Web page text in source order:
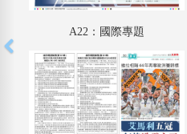
A22：國際專題